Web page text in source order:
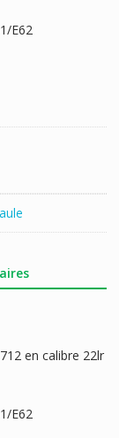
E62
en calibre 22lr
E62